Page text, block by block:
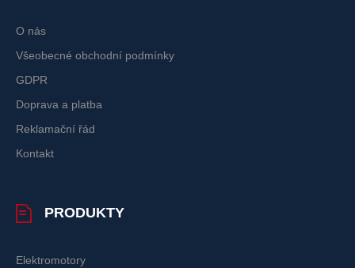
O nás
Všeobecné obchodní podmínky
GDPR
Doprava a platba
Reklamační řád
Kontakt
PRODUKTY
Elektromotory